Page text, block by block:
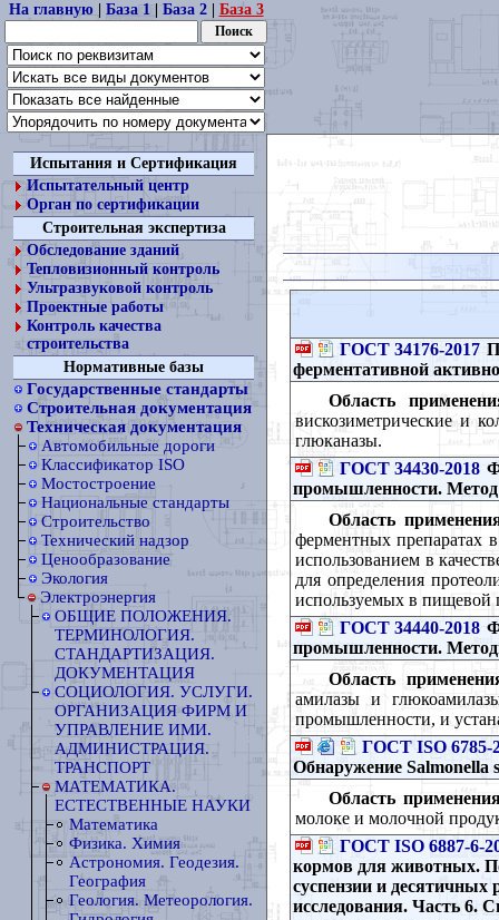
На главную| База 1| База 2| База 3
Испытания и Сертификация
Испытательный центр
Орган по сертификации
Строительная экспертиза
Обследование зданий
Тепловизионный контроль
Ультразвуковой контроль
Проектные работы
Контроль качества
строительства
Нормативные базы
Государственные стандарты
Строительная документация
Техническая документация
Автомобильные дороги
Классификатор ISO
Мостостроение
Национальные стандарты
Строительство
Технический надзор
Ценообразование
Экология
Электроэнергия
ОБЩИЕ ПОЛОЖЕНИЯ.
ТЕРМИНОЛОГИЯ.
СТАНДАРТИЗАЦИЯ.
ДОКУМЕНТАЦИЯ
СОЦИОЛОГИЯ. УСЛУГИ.
ОРГАНИЗАЦИЯ ФИРМ И
УПРАВЛЕНИЕ ИМИ.
АДМИНИСТРАЦИЯ.
ТРАНСПОРТ
МАТЕМАТИКА.
ЕСТЕСТВЕННЫЕ НАУКИ
Математика
Физика. Химия
Астрономия. Геодезия.
География
Геология. Метеорология.
ГОСТ 34176-2017
ферментативной
Область
вискозиметрические и
глюканазы.
ГОСТ 34430-2018
промышленности. Метод
Область
ферментных препаратах
использованием в
для определения
используемых в
ГОСТ 34440-2018
промышленности.
Область
амилазы и
промышленности, и
ГОСТ ISO 6785-
Обнаружение Salmonella
Область
молоке и молочной
ГОСТ ISO 6887-6-
кормов для животных.
суспензии и десятичных
исследования. Часть 6.